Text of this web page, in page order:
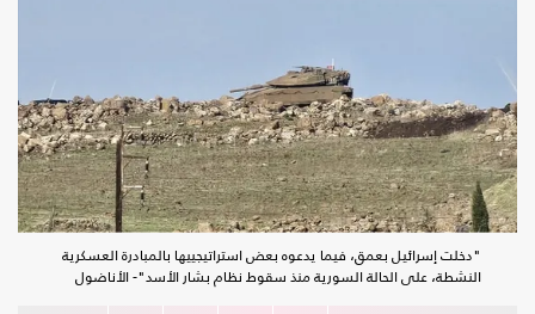
"دخلت إسرائيل بعمق، فيما يدعوه بعض استراتيجييها بالمبادرة العسكرية
النشطة، على الحالة السورية منذ سقوط نظام بشار الأسد"- الأناضول